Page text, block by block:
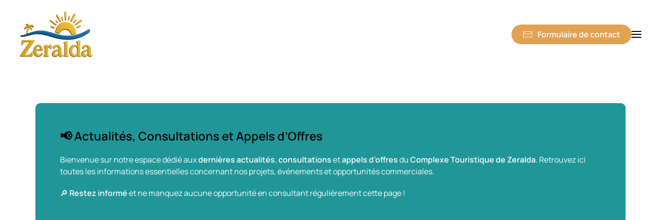
Skip to main content
Formulaire de contact
📢 Actualités, Consultations et Appels d’Offres
Bienvenue sur notre espace dédié auxdernières actualités,consultationsetappels d’offresduComplexe Touristique de Zeralda. Retrouvez ici
toutes les informations essentielles concernant nos projets, événements et opportunités commerciales.
🔎 Restez informéet ne manquez aucune opportunité en consultant régulièrement cette page !